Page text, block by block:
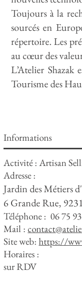
Toujours à la
sourcés en
répertoire. Les
au cœur des
L’Atelier
Tourisme des
Informations
Activité : Artisan
Adresse :
Jardin des Métiers
6 Grande Rue,
Téléphone : 06 75
Mail :
Site web: https://
Horaires :
sur RDV